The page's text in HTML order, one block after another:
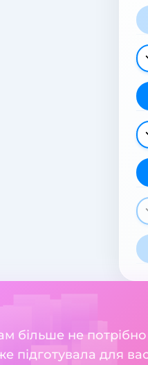
більше не
підготувала для